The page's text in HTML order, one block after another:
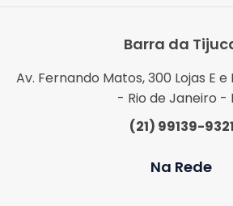
Barra da
Av. Fernando Matos, 300 Lojas E
- Rio de Janeiro -
(21) 99139-9321
Na Rede